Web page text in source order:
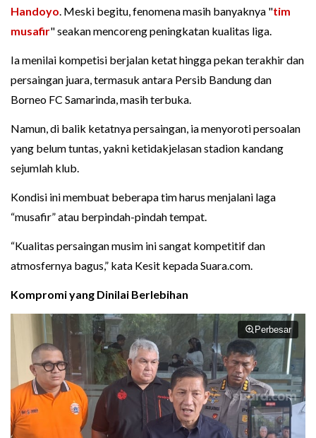
Handoyo. Meski begitu, fenomena masih banyaknya "tim
musafir" seakan mencoreng peningkatan kualitas liga.
Ia menilai kompetisi berjalan ketat hingga pekan terakhir dan
persaingan juara, termasuk antara Persib Bandung dan
Borneo FC Samarinda, masih terbuka.
Namun, di balik ketatnya persaingan, ia menyoroti persoalan
yang belum tuntas, yakni ketidakjelasan stadion kandang
sejumlah klub.
Kondisi ini membuat beberapa tim harus menjalani laga
“musafir” atau berpindah-pindah tempat.
“Kualitas persaingan musim ini sangat kompetitif dan
atmosfernya bagus,” kata Kesit kepada Suara.com.
Kompromi yang Dinilai Berlebihan
Perbesar